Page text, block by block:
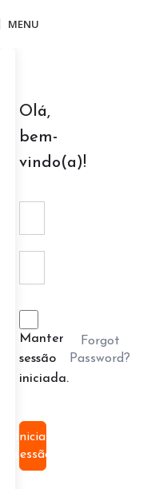
MENU
Olá,
bem-
vindo(a)!
Manter
sessão
iniciada.
Forgot
Password?
Iniciar
sessão